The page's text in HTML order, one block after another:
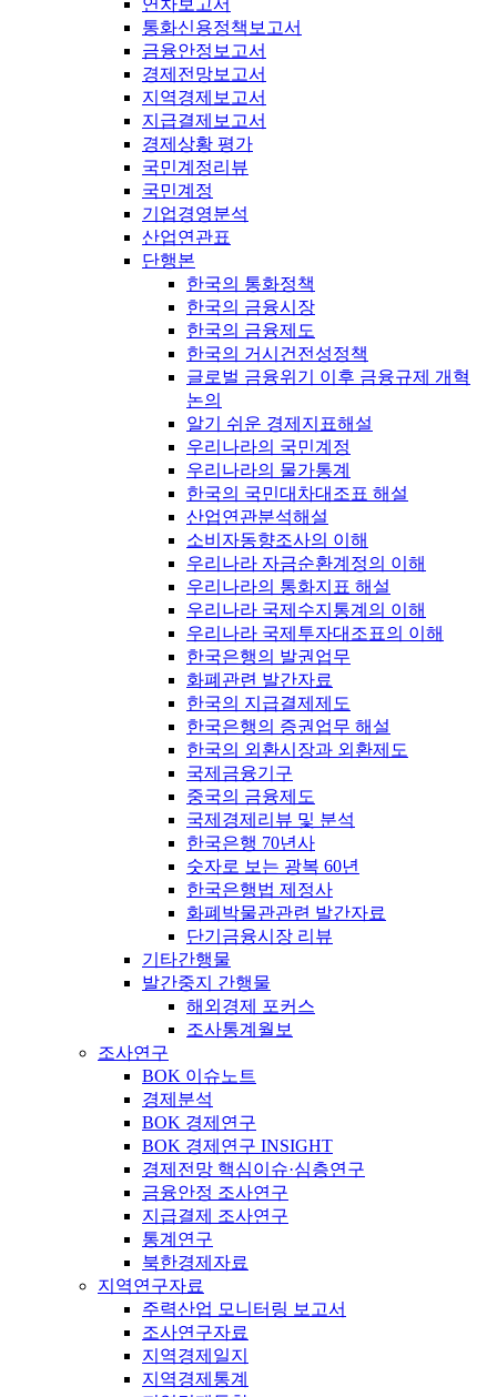
연차보고서
통화신용정책보고서
금융안정보고서
경제전망보고서
지역경제보고서
지급결제보고서
경제상황 평가
국민계정리뷰
국민계정
기업경영분석
산업연관표
단행본
한국의 통화정책
한국의 금융시장
한국의 금융제도
한국의 거시건전성정책
글로벌 금융위기 이후 금융규제 개혁
논의
알기 쉬운 경제지표해설
우리나라의 국민계정
우리나라의 물가통계
한국의 국민대차대조표 해설
산업연관분석해설
소비자동향조사의 이해
우리나라 자금순환계정의 이해
우리나라의 통화지표 해설
우리나라 국제수지통계의 이해
우리나라 국제투자대조표의 이해
한국은행의 발권업무
화폐관련 발간자료
한국의 지급결제제도
한국은행의 증권업무 해설
한국의 외환시장과 외환제도
국제금융기구
중국의 금융제도
국제경제리뷰 및 분석
한국은행 70년사
숫자로 보는 광복 60년
한국은행법 제정사
화폐박물관관련 발간자료
단기금융시장 리뷰
기타간행물
발간중지 간행물
해외경제 포커스
조사통계월보
조사연구
BOK 이슈노트
경제분석
BOK 경제연구
BOK 경제연구 INSIGHT
경제전망 핵심이슈·심층연구
금융안정 조사연구
지급결제 조사연구
통계연구
북한경제자료
지역연구자료
주력산업 모니터링 보고서
조사연구자료
지역경제일지
지역경제통계